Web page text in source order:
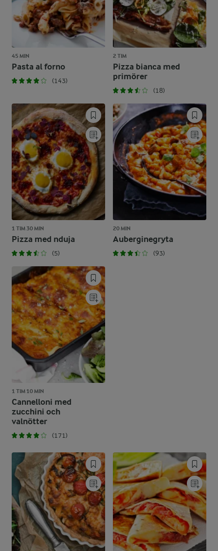
45 MIN
Pasta al forno
(143)
2 TIM
Pizza bianca med
primörer
(18)
1 TIM 30 MIN
Pizza med nduja
(5)
20 MIN
Auberginegryta
(93)
1 TIM 10 MIN
Cannelloni med
zucchini och
valnötter
(171)